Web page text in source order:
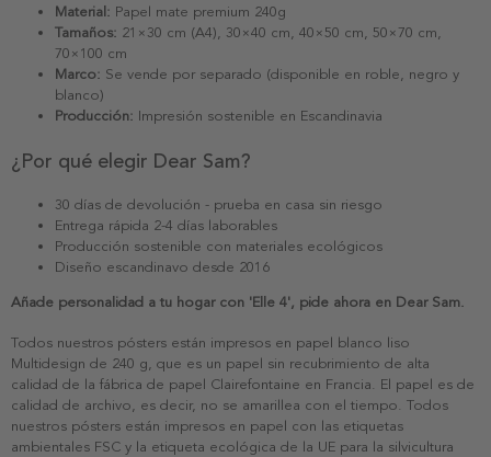
Material: Papel mate premium 240g
Tamaños: 21×30 cm (A4), 30×40 cm, 40×50 cm, 50×70 cm,
70×100 cm
Marco: Se vende por separado (disponible en roble, negro y
blanco)
Producción: Impresión sostenible en Escandinavia
¿Por qué elegir Dear Sam?
30 días de devolución - prueba en casa sin riesgo
Entrega rápida 2-4 días laborables
Producción sostenible con materiales ecológicos
Diseño escandinavo desde 2016
Añade personalidad a tu hogar con 'Elle 4', pide ahora en Dear Sam.
Todos nuestros pósters están impresos en papel blanco liso
Multidesign de 240 g, que es un papel sin recubrimiento de alta
calidad de la fábrica de papel Clairefontaine en Francia. El papel es de
calidad de archivo, es decir, no se amarillea con el tiempo. Todos
nuestros pósters están impresos en papel con las etiquetas
ambientales FSC y la etiqueta ecológica de la UE para la silvicultura